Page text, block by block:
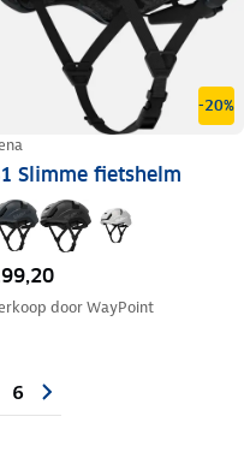
-20%
Slimme fietshelm
doorWayPoint
6